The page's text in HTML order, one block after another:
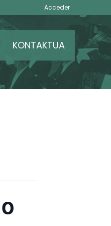
Acceder
KONTAKTUA